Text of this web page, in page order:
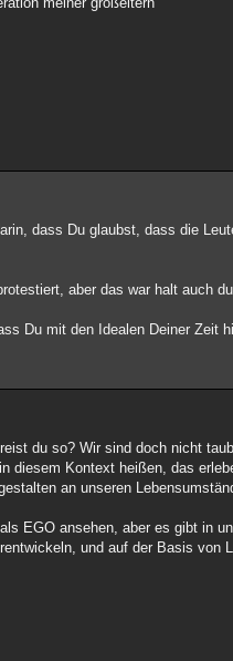
dass Du glaubst, dass die
aber das war halt auch
Du mit den Idealen Deiner Zeit
du so? Wir sind doch nicht
diesem Kontext heißen, das
an unseren
EGO ansehen, aber es gibt in
und auf der Basis von